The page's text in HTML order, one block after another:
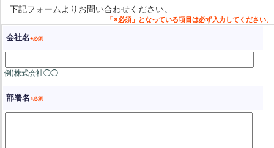
下記フォームよりお問い合わせください。
会社名
例)株式会社◯◯
部署名